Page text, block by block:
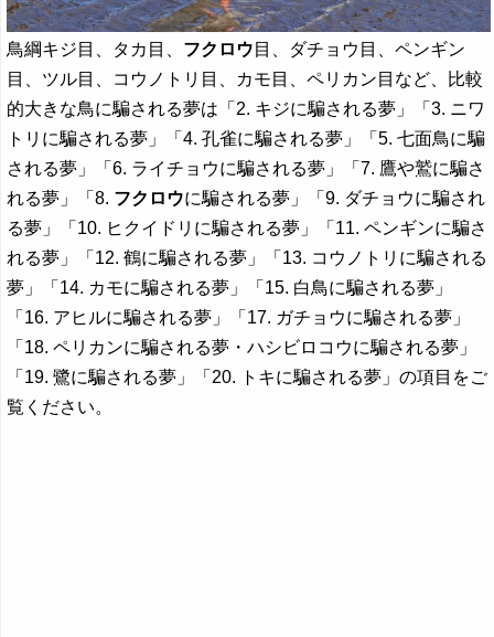
鳥綱キジ目、タカ目、 フクロウ 目、ダチョウ目、ペンギン
目、ツル目、コウノトリ目、カモ目、ペリカン目など、比較
的大きな鳥に騙される夢は「2. キジに騙される夢」「3. ニワ
トリに騙される夢」「4. 孔雀に騙される夢」「5. 七面鳥に騙
される夢」「6. ライチョウに騙される夢」「7. 鷹や鷲に騙さ
れる夢」「8. フクロウに騙される夢」「9. ダチョウに騙され
る夢」「10. ヒクイドリに騙される夢」「11. ペンギンに騙さ
れる夢」「12. 鶴に騙される夢」「13. コウノトリに騙される
夢」「14. カモに騙される夢」「15. 白鳥に騙される夢」
「16. アヒルに騙される夢」「17. ガチョウに騙される夢」
「18. ペリカンに騙される夢・ハシビロコウに騙される夢」
「19. 鷺に騙される夢」「20. トキに騙される夢」の項目をご
覧ください。